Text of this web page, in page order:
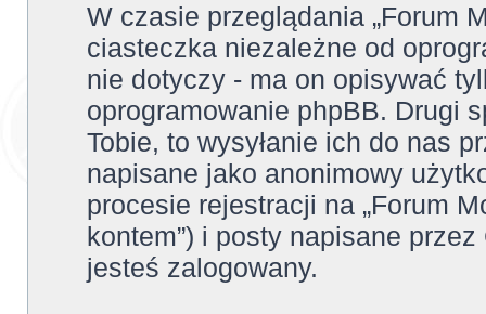
W czasie przeglądania „Forum
ciasteczka niezależne od
nie dotyczy - ma on opisywać
oprogramowanie phpBB. Drugi
Tobie, to wysyłanie ich do nas
napisane jako anonimowy
procesie rejestracji na „Forum
kontem”) i posty napisane
jesteś zalogowany.